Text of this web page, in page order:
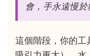
會，手永遠慢於
這個階段，你的工